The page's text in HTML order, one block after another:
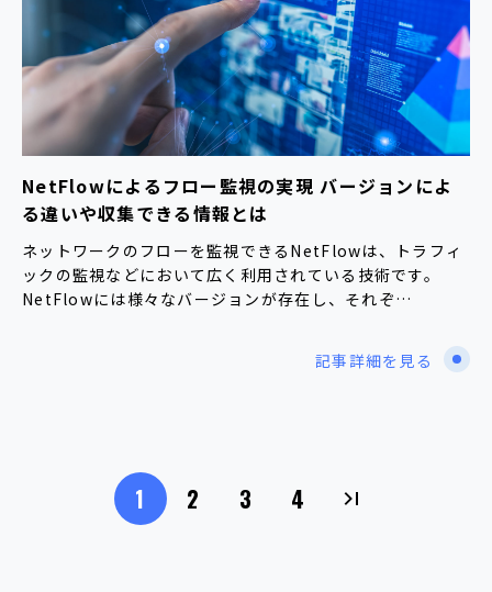
NetFlowによるフロー監視の実現 バージョンによ
る違いや収集できる情報とは
ネットワークのフローを監視できるNetFlowは、トラフィ
ックの監視などにおいて広く利用されている技術です。
NetFlowには様々なバージョンが存在し、それぞ…
記事詳細を見る
1 2 3 4